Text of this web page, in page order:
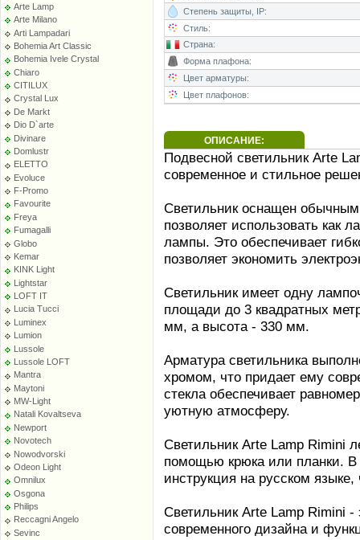
Arte Lamp
Arte Milano
Arti Lampadari
Bohemia Art Classic
Bohemia Ivele Crystal
Chiaro
CITILUX
Crystal Lux
De Markt
Dio D`arte
Divinare
Domlustr
ELETTO
Evoluce
F-Promo
Favourite
Freya
Fumagalli
Globo
Kemar
KINK Light
Lightstar
LOFT IT
Lucia Tucci
Luminex
Lumion
Lussole
Lussole LOFT
Mantra
Maytoni
MW-Light
Natali Kovaltseva
Newport
Novotech
Nowodvorski
Odeon Light
Omnilux
Osgona
Philips
Reccagni Angelo
Sevinc
Степень защиты, IP:
Стиль:
Страна:
Форма плафона:
Цвет арматуры:
Цвет плафонов:
ОПИСАНИЕ:
Подвесной светильник Arte
современное и стильное
Светильник оснащен
позволяет использовать как
лампы. Это обеспечивает
позволяет экономить
Светильник имеет одну
площади до 3 квадратных
мм, а высота - 330 мм.
Арматура светильника
хромом, что придает ему
стекла обеспечивает
уютную атмосферу.
Светильник Arte Lamp Rimini
помощью крюка или планки. В
инструкция на русском языке,
Светильник Arte Lamp Rimini -
современного дизайна и